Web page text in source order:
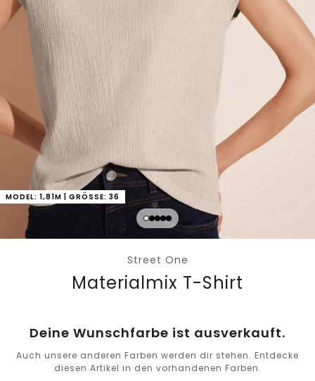
MODEL: 1,81M | GRÖSSE: 36
Street One
Materialmix T-Shirt
Deine Wunschfarbe ist ausverkauft.
Auch unsere anderen Farben werden dir stehen. Entdecke
diesen Artikel in den vorhandenen Farben.